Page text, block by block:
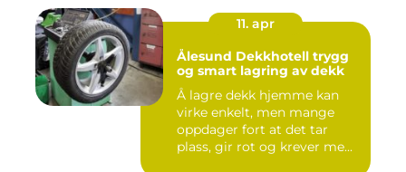
11. apr
Ålesund Dekkhotell trygg
og smart lagring av dekk
Å lagre dekk hjemme kan
virke enkelt, men mange
oppdager fort at det tar
plass, gir rot og krever me...